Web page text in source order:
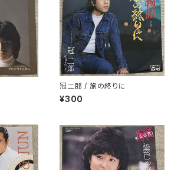
冠二郎 / 旅の終りに
¥300